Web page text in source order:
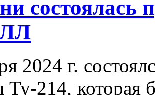
состоялась
2024 г.
214, которая